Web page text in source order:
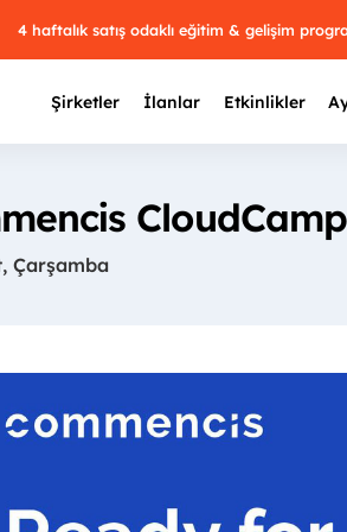
4 haftalık satış odaklı eğitim & gelişim
Şirketler İlanlar Etkinlikler
CloudCamp
Çarşamba